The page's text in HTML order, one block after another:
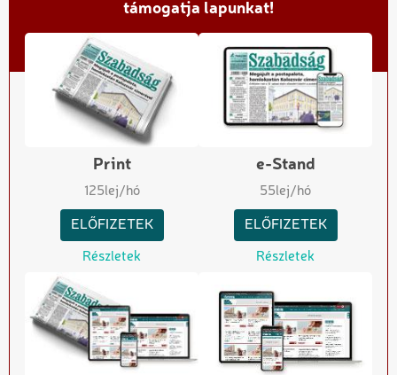
támogatja lapunkat!
Print
125lej/hó
ELŐFIZETEK
Részletek
e-Stand
55lej/hó
ELŐFIZETEK
Részletek